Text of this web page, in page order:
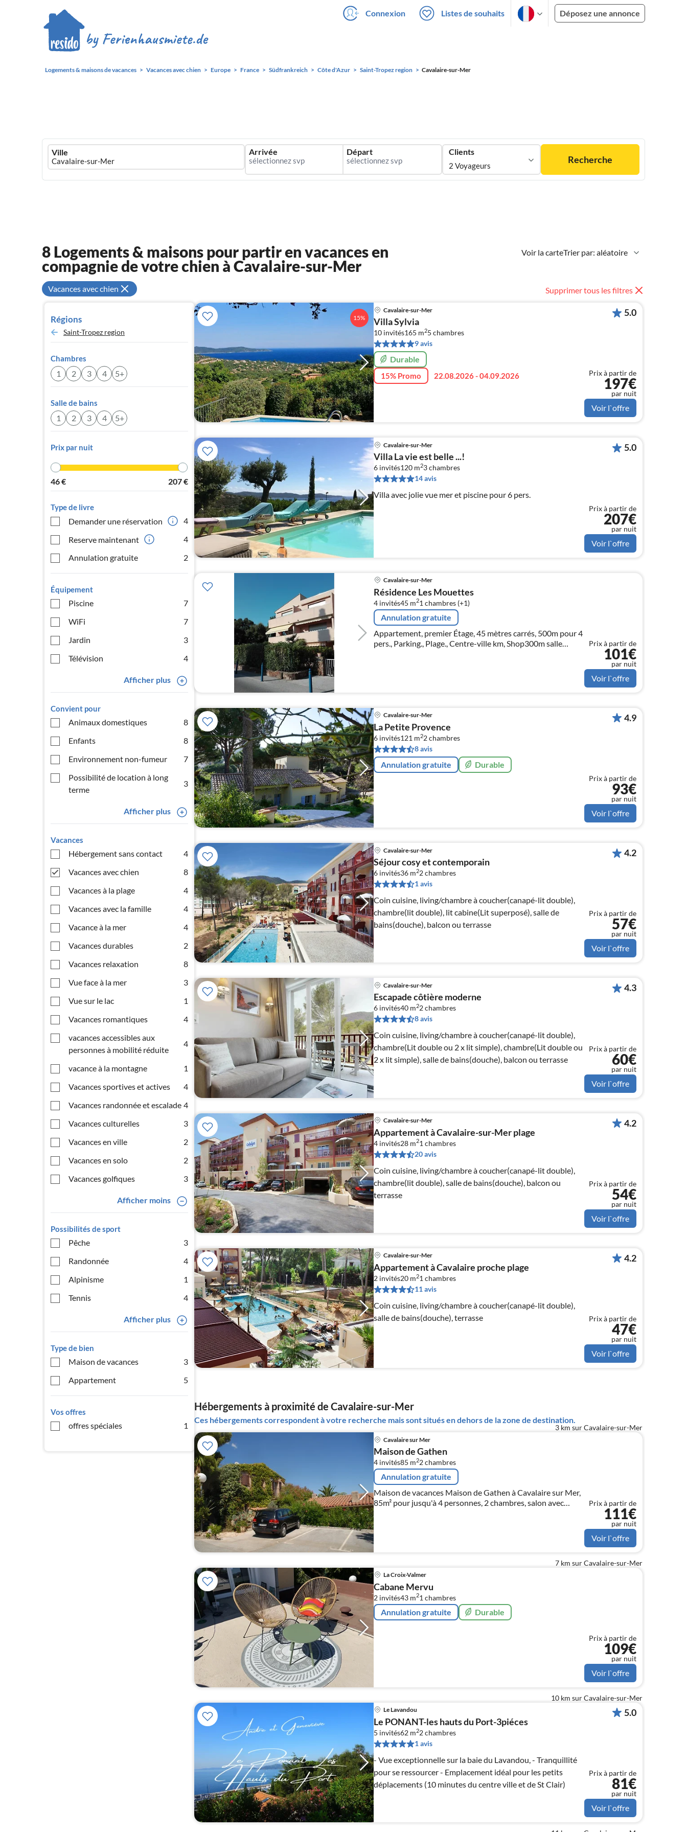
Connexion Listes de souhaits Déposez une annonce
Logements & maisons de vacances Vacances avec chien Europe France Südfrankreich Côte d'Azur Saint-Tropez region Cavalaire-sur-Mer
Ferienhausmiete
logo
Ville Arrivée Départ Clients
2 Voyageurs
Recherche
Voir la carteTrier par: aléatoire
8 Logements & maisons pour partir en vacances en
compagnie de votre chien à Cavalaire-sur-Mer
Vacances avec chien Supprimer tous les filtres
Régions
Saint-Tropez region
Chambres
1 2 3 4 5+
Salle de bains
1 2 3 4 5+
Prix par nuit
46€ 207€
Type de livre
Demander une réservation
4
Reserve maintenant
4
Annulation gratuite
2
Équipement
Piscine
7
WiFi
7
Jardin
3
Télévision
4
Afficher plus
Convient pour
Animaux domestiques
8
Enfants
8
Environnement non-fumeur
7
Possibilité de location à long
terme
3
Afficher plus
Vacances
Hébergement sans contact
4
Vacances avec chien
8
Vacances à la plage
4
Vacances avec la famille
4
Vacance à la mer
4
Vacances durables
2
Vacances relaxation
8
Vue face à la mer
3
Vue sur le lac
1
Vacances romantiques
4
vacances accessibles aux
personnes à mobilité réduite
4
vacance à la montagne
1
Vacances sportives et actives
4
Vacances randonnée et escalade 4
Vacances culturelles
3
Vacances en ville
2
Vacances en solo
2
Vacances golfiques
3
Afficher moins
Possibilités de sport
Pêche
3
Randonnée
4
Alpinisme
1
Tennis
4
Afficher plus
Type de bien
Maison de vacances
3
Appartement
5
Vos offres
offres spéciales 1
15%
Cavalaire-sur-Mer
Villa Sylvia
10 invités165 m25 chambres
9 avis
Durable
15% Promo 22.08.2026 - 04.09.2026
5.0
Prix à partir de
197€
par nuit
Voir l`offre
Cavalaire-sur-Mer
Villa La vie est belle ...!
6 invités120 m23chambres
14 avis
Villa avec jolie vue mer et piscine pour 6 pers.
5.0
Prix à partir de
207€
par nuit
Voir l`offre
Cavalaire-sur-Mer
Résidence Les Mouettes
4 invités45 m21 chambres (+1)
Annulation gratuite
Appartement, premier Étage, 45 mètres carrés, 500m pour 4
pers., Parking., Plage., Centre-ville km, Shop300m salle
Prix à partir de
101€
par nuit
Voir l`offre
Cavalaire-sur-Mer
La Petite Provence
6 invités121 m22chambres
8 avis
Annulation gratuite Durable
4.9
Prix à partir de
93€
par nuit
Voir l`offre
Cavalaire-sur-Mer
Séjour cosy et contemporain
6 invités36 m22chambres
1 avis
Coin cuisine, living/chambre à coucher(canapé-lit double),
chambre(lit double), lit cabine(Lit superposé), salle de
bains(douche), balcon ou terrasse
4.2
Prix à partir de
57€
par nuit
Voir l`offre
Cavalaire-sur-Mer
Escapade côtière moderne
6 invités40 m22chambres
8 avis
Coin cuisine, living/chambre à coucher(canapé-lit double),
chambre(Lit double ou 2 x lit simple), chambre(Lit double ou
2 x lit simple), salle de bains(douche), balcon ou terrasse
4.3
Prix à partir de
60€
par nuit
Voir l`offre
Cavalaire-sur-Mer
Appartement à Cavalaire-sur-Mer plage
4 invités28 m21 chambres
20 avis
Coin cuisine, living/chambre à coucher(canapé-lit double),
chambre(lit double), salle de bains(douche), balcon ou
terrasse
4.2
Prix à partir de
54€
par nuit
Voir l`offre
Cavalaire-sur-Mer
Appartement à Cavalaire proche plage
2 invités20 m21 chambres
11 avis
Coin cuisine, living/chambre à coucher(canapé-lit double),
salle de bains(douche), terrasse
4.2
Prix à partir de
47€
par nuit
Voir l`offre
Hébergements à proximité de Cavalaire-sur-Mer
Ces hébergements correspondent à votre recherche mais sont situés en dehors de la zone de destination.
3 km sur Cavalaire-sur-Mer
Cavalaire sur Mer
Maison de Gathen
4 invités85 m22chambres
Annulation gratuite
Maison de vacances Maison de Gathen à Cavalaire sur Mer,
85m² pour jusqu'à 4 personnes, 2 chambres, salon avec
cuisine ouverte, salle de bain, WC, terrasse, piscine
communautaire, court de tennis.
Prix à partir de
111€
par nuit
Voir l`offre
7 km sur Cavalaire-sur-Mer
La Croix-Valmer
Cabane Mervu
2 invités43 m21 chambres
Annulation gratuite Durable
Prix à partir de
109€
par nuit
Voir l`offre
10 km sur Cavalaire-sur-Mer
Le Lavandou
Le PONANT-les hauts du Port-3piéces
5 invités62 m22chambres
1 avis
- Vue exceptionnelle sur la baie du Lavandou, - Tranquillité
pour se ressourcer - Emplacement idéal pour les petits
déplacements (10 minutes du centre ville et de St Clair)
5.0
Prix à partir de
81€
par nuit
Voir l`offre